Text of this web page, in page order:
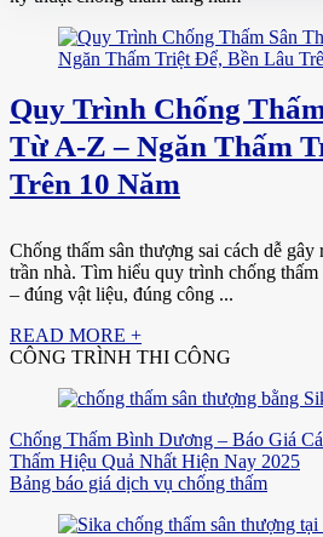
Quy Trình Chống
Từ A-Z – Ngăn Thấm
Trên 10 Năm
Chống thấm sân thượng sai cách dễ
trần nhà. Tìm hiểu quy trình chống
– đúng vật liệu, đúng công ...
READ MORE +
CÔNG TRÌNH THI CÔNG
Chống Thấm Bình Dương – Báo Giá
Thấm Hiệu Quả Nhất Hiện Nay 2025
Bảng báo giá dịch vụ chống thấm